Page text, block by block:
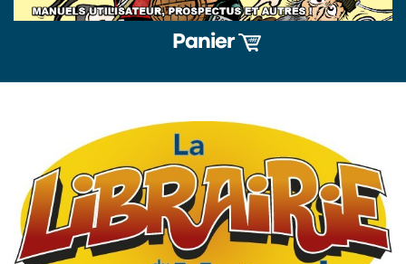
Panier